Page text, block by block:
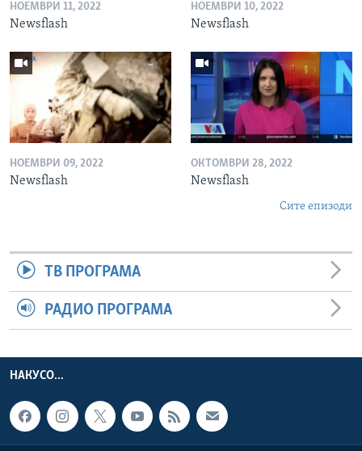
НОЕМВРИ 11, 2022
Newsflash
НОЕМВРИ 10, 2022
Newsflash
НОЕМВРИ 09, 2022
Newsflash
ОКТОМВРИ 28, 2022
Newsflash
Сите епизоди
ТВ ПРОГРАМА
РАДИО ПРОГРАМА
НАКУСО...